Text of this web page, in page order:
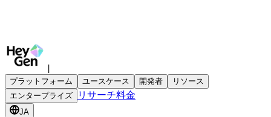
|
プラットフォーム ユースケース 開発者
リソース
エンタープライズ
リサーチ料金
JA